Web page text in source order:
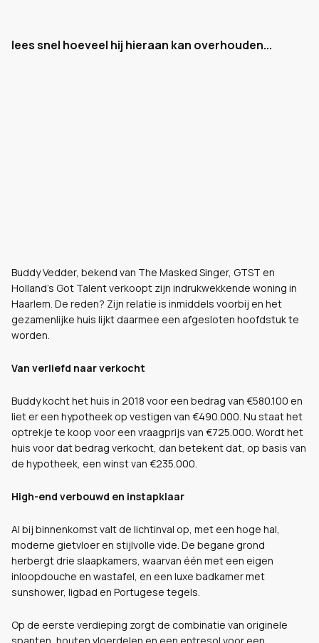
lees snel hoeveel hij hieraan kan overhouden...
Buddy Vedder, bekend van The Masked Singer, GTST en
Holland’s Got Talent verkoopt zijn indrukwekkende woning in
Haarlem. De reden? Zijn relatie is inmiddels voorbij en het
gezamenlijke huis lijkt daarmee een afgesloten hoofdstuk te
worden.
Van verliefd naar verkocht
Buddy kocht het huis in 2018 voor een bedrag van €580.100 en
liet er een hypotheek op vestigen van €490.000. Nu staat het
optrekje te koop voor een vraagprijs van €725.000. Wordt het
huis voor dat bedrag verkocht, dan betekent dat, op basis van
de hypotheek, een winst van €235.000.
High-end verbouwd en instapklaar
Al bij binnenkomst valt de lichtinval op, met een hoge hal,
moderne gietvloer en stijlvolle vide. De begane grond
herbergt drie slaapkamers, waarvan één met een eigen
inloopdouche en wastafel, en een luxe badkamer met
sunshower, ligbad en Portugese tegels.
Op de eerste verdieping zorgt de combinatie van originele